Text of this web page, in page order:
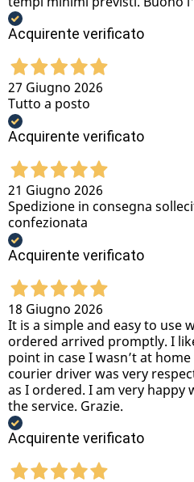
Acquirente verificato
27 Giugno 2026
Tutto a posto
Acquirente verificato
21 Giugno 2026
Spedizione in consegna
confezionata
Acquirente verificato
18 Giugno 2026
It is a simple and easy to use
ordered arrived promptly. I
point in case I wasn’t at
courier driver was very
as I ordered. I am very
the service. Grazie.
Acquirente verificato